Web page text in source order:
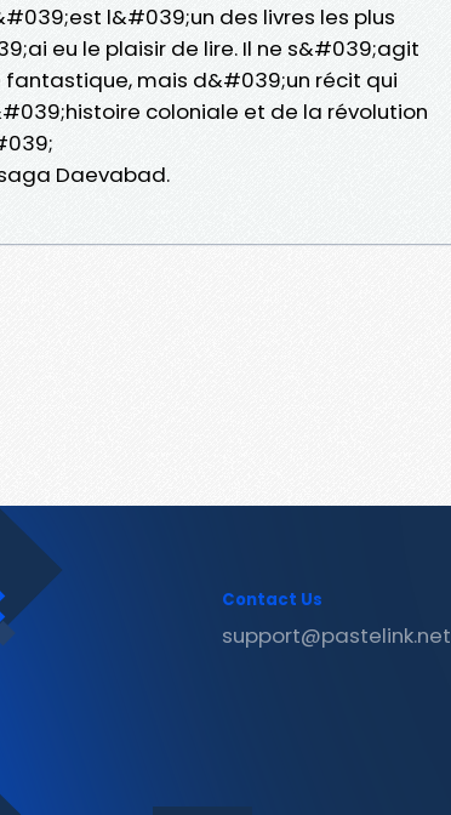
l&#039;un des livres les plus
eu le plaisir de lire. Il ne s&#039;agit
mais d&#039;un récit qui
coloniale et de la révolution
Daevabad.
Contact Us
support@pastelink.net